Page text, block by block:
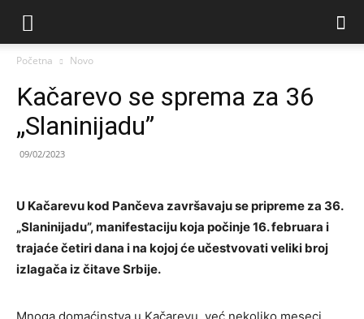
Početna Novo
Kačarevo se sprema za 36
„Slaninijadu”
09/02/2023
U Kačarevu kоd Pančeva završavaju se pripreme za 36.
„Slaninijadu”, manifestaciju koja počinje 16. februara i
trajaće četiri dana i na kojoj će učestvovati veliki broj
izlagača iz čitave Srbije.